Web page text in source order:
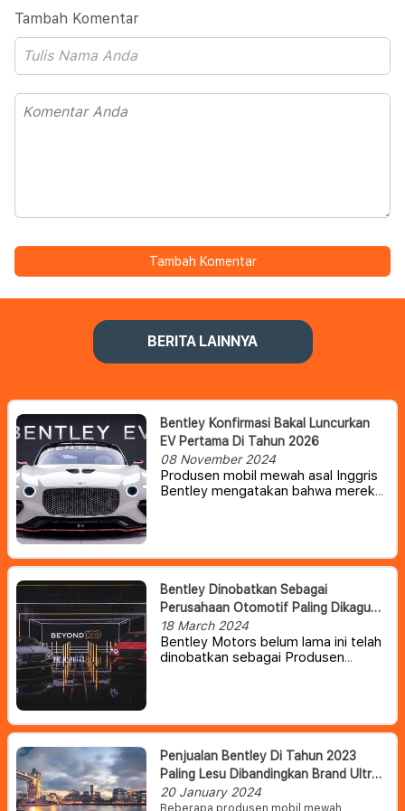
Tambah Komentar
Tambah Komentar
BERITA LAINNYA
Bentley Konfirmasi Bakal Luncurkan
EV Pertama Di Tahun 2026
08 November 2024
Produsen mobil mewah asal Inggris
Bentley mengatakan bahwa mereka
2035.
Bentley Dinobatkan Sebagai
Perusahaan Otomotif Paling Dikagumi
Di Inggris
18 March 2024
Bentley Motors belum lama ini telah
dinobatkan sebagai Produsen
eksekutif dari berbagai industri.
Penjualan Bentley Di Tahun 2023
Paling Lesu Dibandingkan Brand Ultra
Mewah Lainnya
20 January 2024